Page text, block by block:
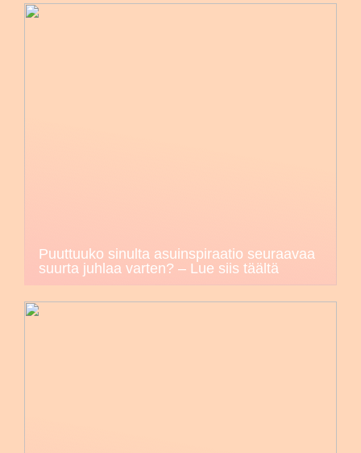
Puuttuuko sinulta asuinspiraatio seuraavaa
suurta juhlaa varten? – Lue siis täältä